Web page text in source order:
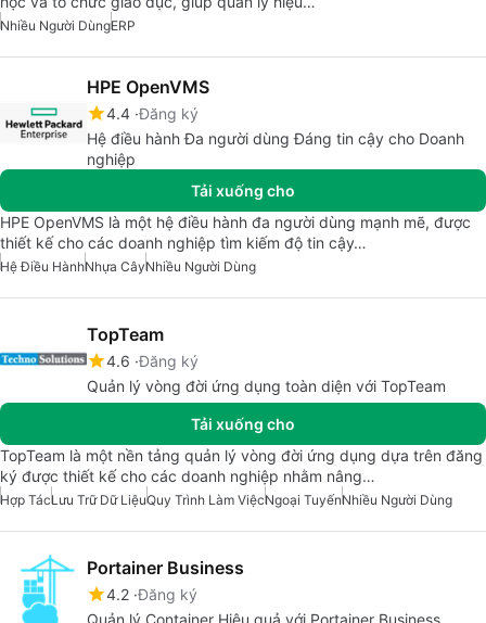
Nhiều Người DùngERP
HPE OpenVMS
4.4 Đăng ký
Hệ điều hành Đa người dùng Đáng tin cậy cho Doanh
nghiệp
Tải xuống cho
HPE OpenVMS là một hệ điều hành đa người dùng mạnh mẽ, được
thiết kế cho các doanh nghiệp tìm kiếm độ tin cậy…
Hệ Điều HànhNhựa CâyNhiều Người Dùng
TopTeam
4.6 Đăng ký
Quản lý vòng đời ứng dụng toàn diện với TopTeam
Tải xuống cho
TopTeam là một nền tảng quản lý vòng đời ứng dụng dựa trên đăng
ký được thiết kế cho các doanh nghiệp nhằm nâng…
Hợp TácLưu Trữ Dữ LiệuQuy Trình Làm ViệcNgoại TuyếnNhiều Người Dùng
Portainer Business
4.2 Đăng ký
Quản lý Container Hiệu quả với Portainer Business